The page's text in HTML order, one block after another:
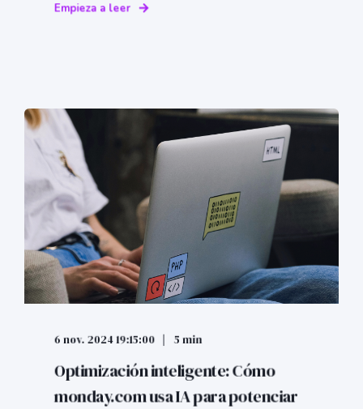
Empieza a leer
6 nov. 2024 19:15:00 5 min
Optimización inteligente: Cómo
monday.com usa IA para potenciar